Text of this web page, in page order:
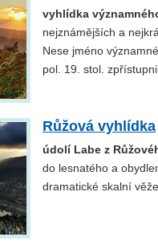
vyhlídka
nejznámějších a
Nese jméno
pol. 19. stol.
Růžová vyhlídka
údolí Labe z
do lesnatého a
dramatické skalní